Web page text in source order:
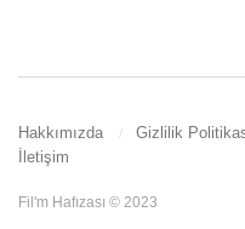
Hakkımızda Gizlilik
İletişim
Fil'm Hafızası © 2023